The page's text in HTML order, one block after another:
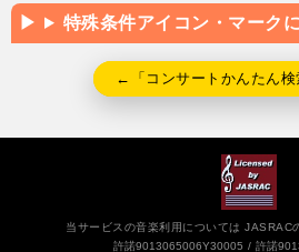
特殊条件アイコン・マーク
←「コンサートかんたん検
当サービスの音楽利用については JASRAC
許諾9013065006Y30005
許諾